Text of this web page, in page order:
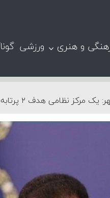
و هنری ورزشی
نظامی هدف ۲ پرتابه دشمن قرار گرفت